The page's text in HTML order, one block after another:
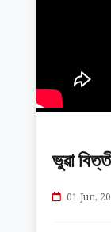
ভুৱা
01 Jun,